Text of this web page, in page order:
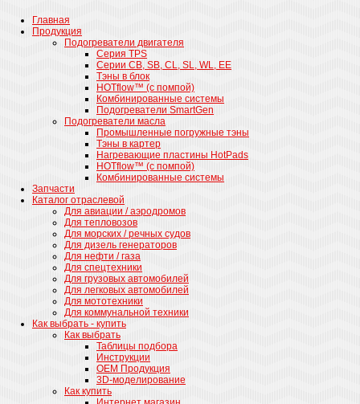
Главная
Продукция
Подогреватели двигателя
Серия TPS
Cерии CB, SB, CL, SL, WL, EE
Тэны в блок
HOTflow™ (c помпой)
Комбинированные системы
Подогреватели SmartGen
Подогреватели масла
Промышленные погружные тэны
Тэны в картер
Нагревающие пластины HotPads
HOTflow™ (c помпой)
Комбинированные системы
Запчасти
Каталог отраслевой
Для авиации / аэродромов
Для тепловозов
Для морских / речных судов
Для дизель генераторов
Для нефти / газа
Для спецтехники
Для грузовых автомобилей
Для легковых автомобилей
Для мототехники
Для коммунальной техники
Как выбрать - купить
Как выбрать
Таблицы подбора
Инструкции
ОЕМ Продукция
3D-моделирование
Как купить